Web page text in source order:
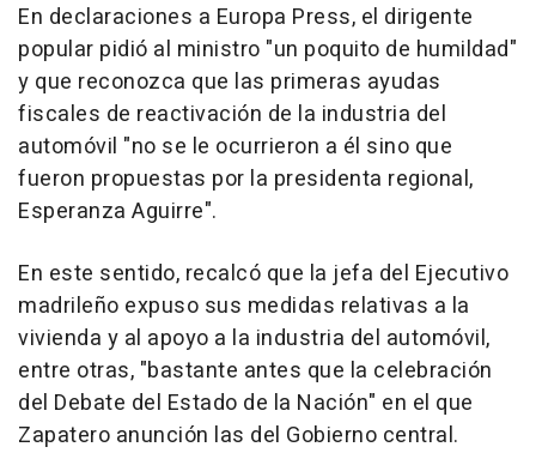
En declaraciones a Europa Press, el dirigente
popular pidió al ministro "un poquito de humildad"
y que reconozca que las primeras ayudas
fiscales de reactivación de la industria del
automóvil "no se le ocurrieron a él sino que
fueron propuestas por la presidenta regional,
Esperanza Aguirre".
En este sentido, recalcó que la jefa del Ejecutivo
madrileño expuso sus medidas relativas a la
vivienda y al apoyo a la industria del automóvil,
entre otras, "bastante antes que la celebración
del Debate del Estado de la Nación" en el que
Zapatero anunción las del Gobierno central.